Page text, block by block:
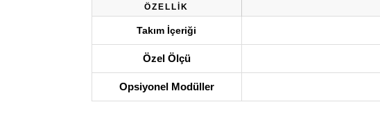
ÖZELLİK
Takım İçeriği
Özel Ölçü
Opsiyonel Modüller